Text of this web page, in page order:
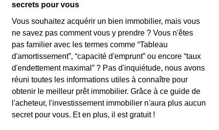
secrets pour vous
Vous souhaitez acquérir un bien immobilier, mais vous
ne savez pas comment vous y prendre ? Vous n'êtes
pas familier avec les termes comme “Tableau
d'amortissement”, “capacité d'emprunt” ou encore “taux
d'endettement maximal” ? Pas d'inquiétude, nous avons
réuni toutes les informations utiles à connaître pour
obtenir le meilleur prêt immobilier. Grâce à ce guide de
l'acheteur, l'investissement immobilier n'aura plus aucun
secret pour vous. Et en plus, il est gratuit !